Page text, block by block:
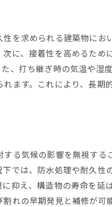
を求められる建築物にお
に、接着性を高めるため
、打ち継ぎ時の気温や湿
ます。これにより、長期
る気候の影響を無視する
では、防水処理や耐久性
抑え、構造物の寿命を延
れの早期発見と補修が可